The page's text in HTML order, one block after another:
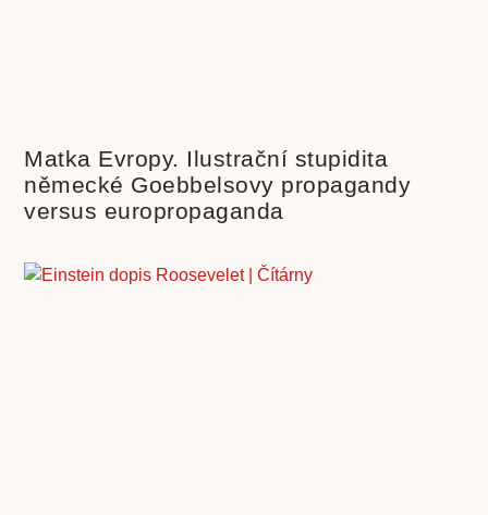
Matka Evropy. Ilustrační stupidita
německé Goebbelsovy propagandy
versus europropaganda